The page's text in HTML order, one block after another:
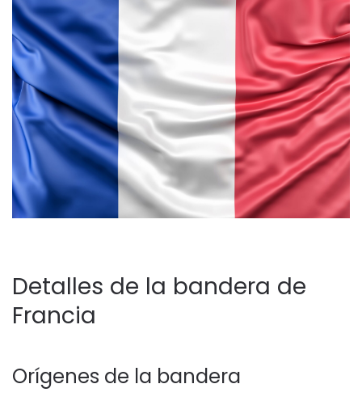
Detalles de la bandera de
Francia
Orígenes de la bandera